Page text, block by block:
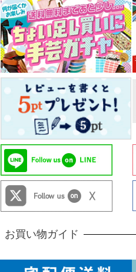
お買い物ガイド